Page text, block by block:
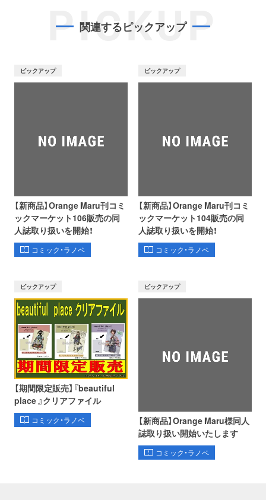
PICKUP
関連するピックアップ
ピックアップ
【新商品】Orange Maru刊コミ
ックマーケット106販売の同
人誌取り扱いを開始！
コミック・ラノベ
ピックアップ
【新商品】Orange Maru刊コミ
ックマーケット104販売の同
人誌取り扱いを開始！
コミック・ラノベ
ピックアップ
【期間限定販売】『beautiful
place 』クリアファイル
コミック・ラノベ
ピックアップ
【新商品】Orange Maru様同人
誌取り扱い開始いたします
コミック・ラノベ